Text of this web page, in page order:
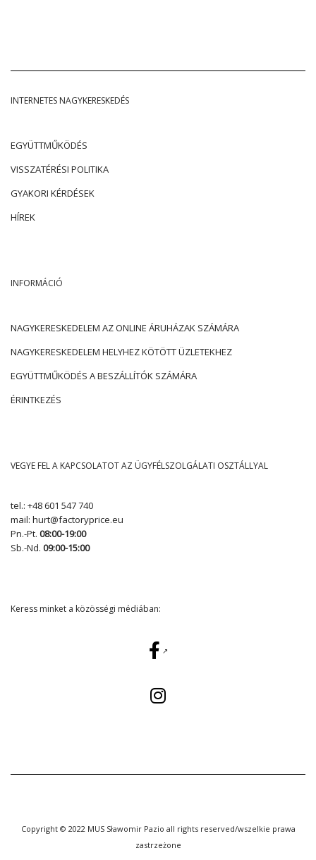
INTERNETES NAGYKERESKEDÉS
EGYÜTTMŰKÖDÉS
VISSZATÉRÉSI POLITIKA
GYAKORI KÉRDÉSEK
HÍREK
INFORMÁCIÓ
NAGYKERESKEDELEM AZ ONLINE ÁRUHÁZAK SZÁMÁRA
NAGYKERESKEDELEM HELYHEZ KÖTÖTT ÜZLETEKHEZ
EGYÜTTMŰKÖDÉS A BESZÁLLÍTÓK SZÁMÁRA
ÉRINTKEZÉS
VEGYE FEL A KAPCSOLATOT AZ ÜGYFÉLSZOLGÁLATI OSZTÁLLYAL
tel.: +48 601 547 740
mail: hurt@factoryprice.eu
Pn.-Pt. 08:00-19:00
Sb.-Nd. 09:00-15:00
Keress minket a közösségi médiában:
Copyright © 2022 MUS Sławomir Pazio all rights reserved/wszelkie prawa
zastrzeżone